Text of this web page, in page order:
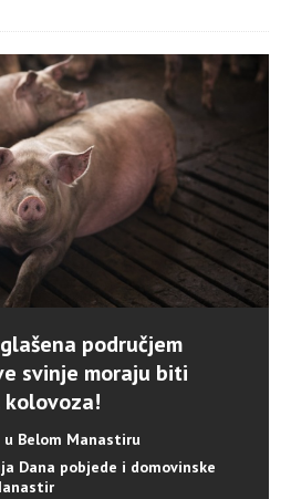
područjem
svinje moraju biti
kolovoza!
u Belom Manastiru
Dana pobjede i domovinske